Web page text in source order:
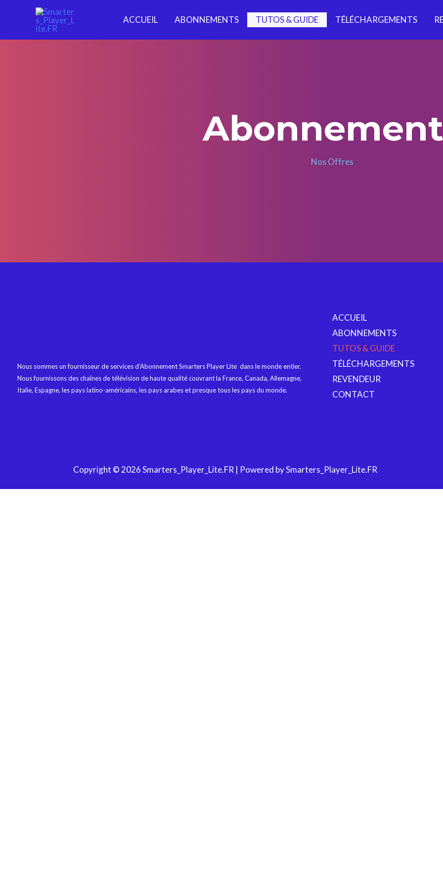
ACCUEIL ABONNEMENTS TUTOS & GUIDE TÉLÉCHARGEMENTS
Nos Offres
Nous sommes un fournisseur de services d’Abonnement Smarters Player Lite dans le monde entier.
Nous fournissons des chaînes de télévision de haute qualité couvrant la France, Canada, Allemagne,
Italie, Espagne, les pays latino-américains, les pays arabes et presque tous les pays du monde.
ACCUEIL
ABONNEMENTS
TUTOS & GUIDE
TÉLÉCHARGEMENTS
REVENDEUR
CONTACT
Copyright © 2026 Smarters_Player_Lite.FR | Powered by Smarters_Player_Lite.FR